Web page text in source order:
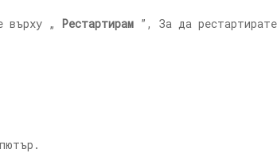
върху „ Рестартирам ”, За да рестартирате